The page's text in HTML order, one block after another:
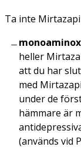
Ta inte
heller
att du har
med
under de
hämmare är
(används vid